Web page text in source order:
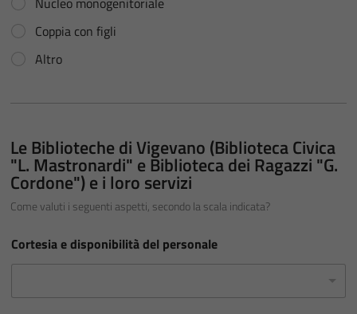
Coppia con figli
Altro
a
r
i
a
l
e
e
l
l
d
Le Biblioteche di Vigevano (Biblioteca Civica
"L. Mastronardi" e Biblioteca dei Ragazzi "G.
Cordone") e i loro servizi
Come valuti i seguenti aspetti, secondo la scala indicata?
Cortesia e disponibilità del personale